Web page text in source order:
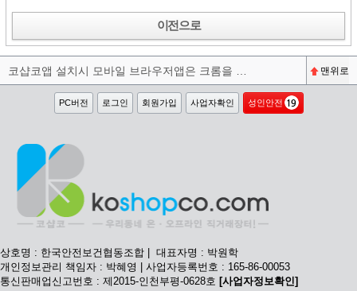
이전으로
맨위로
PC버전 로그인 회원가입 사업자확인 성인안전
상호명 : 한국안전보건협동조합 | 대표자명 : 박원학
개인정보관리 책임자 : 박혜영 | 사업자등록번호 : 165-86-00053
통신판매업신고번호 : 제2015-인천부평-0628호 [사업자정보확인]